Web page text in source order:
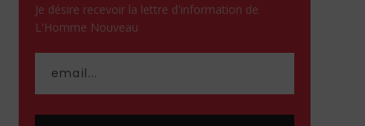
Je désire recevoir la lettre d'information de
L'Homme Nouveau